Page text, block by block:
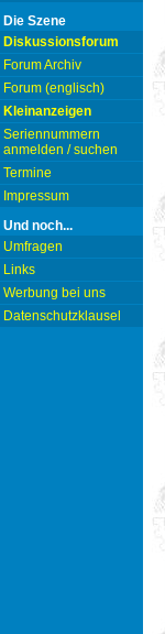
Die Szene
Diskussionsforum
Forum Archiv
Forum (englisch)
Kleinanzeigen
Seriennummern
anmelden / suchen
Termine
Impressum
Und noch...
Umfragen
Links
Werbung bei uns
Datenschutzklausel